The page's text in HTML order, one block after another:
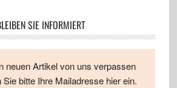
SIE INFORMIERT
neuen Artikel von uns verpassen
bitte Ihre Mailadresse hier ein.